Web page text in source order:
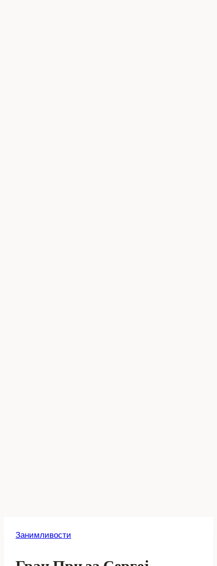
Занимливости